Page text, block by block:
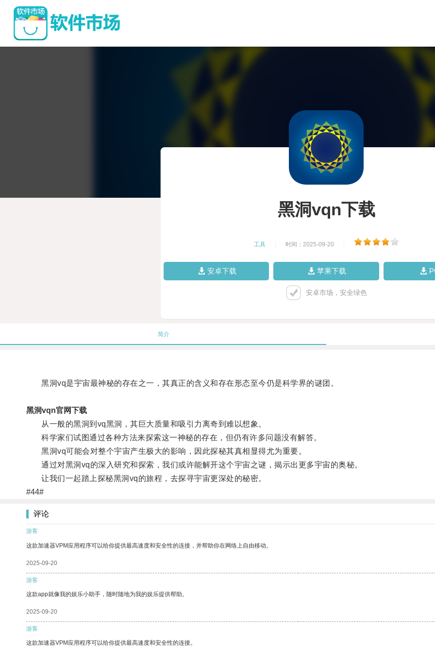
黑洞vqn下载
工具 时间：2025-09-20
安卓下载 苹果下载
安卓市场，安全绿色
简介
黑洞vq是宇宙最神秘的存在之一，其真正的含义和存在形态至今仍是科学界的谜团。
黑洞vqn官网下载
从一般的黑洞到vq黑洞，其巨大质量和吸引力离奇到难以想象。
科学家们试图通过各种方法来探索这一神秘的存在，但仍有许多问题没有解答。
黑洞vq可能会对整个宇宙产生极大的影响，因此探秘其真相显得尤为重要。
通过对黑洞vq的深入研究和探索，我们或许能解开这个宇宙之谜，揭示出更多宇宙的奥秘。
让我们一起踏上探秘黑洞vq的旅程，去探寻宇宙更深处的秘密。
#44#
评论
游客
这款加速器VPM应用程序可以给你提供最高速度和安全性的连接，并帮助你在网络上自由移动。
2025-09-20
游客
这款app就像我的娱乐小助手，随时随地为我的娱乐提供帮助。
2025-09-20
游客
这款加速器VPM应用程序可以给你提供最高速度和安全性的连接。